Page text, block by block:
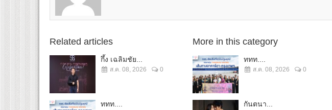
Related articles
กึ้ง เฉลิมชัย...
ส.ค. 08, 2026 0
ททท....
More in this category
ททท....
ส.ค. 08, 2026 0
กันตนา...